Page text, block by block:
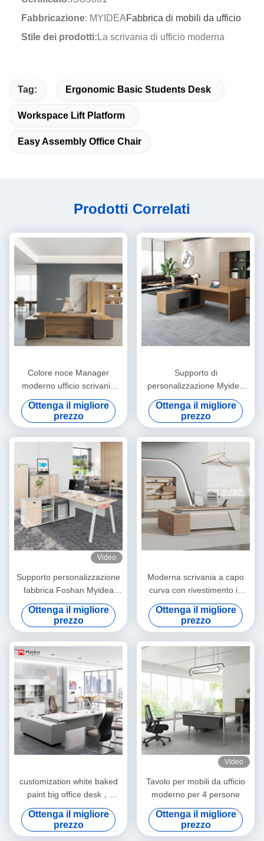
Fabbricazione: MYIDEAFabbrica di mobili da ufficio
Stile dei prodotti: La scrivania di ufficio moderna
Tag: Ergonomic Basic Students Desk
Workspace Lift Platform
Easy Assembly Office Chair
Prodotti Correlati
Colore noce Manager
moderno ufficio scrivania
mobili commerciali supporto
personalizzazione
Ottenga il migliore
prezzo
Supporto di
personalizzazione Myidea
Office Boss Desk Modern
Simple Furniture Single
Person With Sub Cabinet
Ottenga il migliore
prezzo
Video
Supporto personalizzazione
fabbrica Foshan Myidea
moderno 4 persone mobili
da ufficio Stazione di lavoro
tavolo con gamba di metallo,
personale esecutivo
Stazione di lavoro moderna
ufficio scrivania
Ottenga il migliore
prezzo
Moderna scrivania a capo
curva con rivestimento in
PVC, superficie verniciata in
lacca, illuminazione
ambientale LED attivata
dalla voce
Ottenga il migliore
prezzo
customization white baked
paint big office desk，
luxurious modern CEO office
desk，creative and
fashionable single supervisor
Ottenga il migliore
prezzo
Video
Tavolo per mobili da ufficio
moderno per 4 persone
Ottenga il migliore
prezzo